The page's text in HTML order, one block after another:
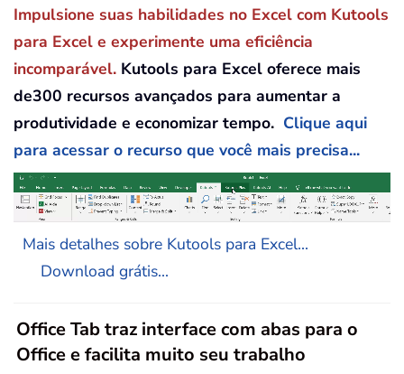
Impulsione suas habilidades no Excel com Kutools
para Excel e experimente uma eficiência
incomparável. Kutools para Excel oferece mais
de300 recursos avançados para aumentar a
produtividade e economizar tempo. Clique aqui
para acessar o recurso que você mais precisa...
Mais detalhes sobre Kutools para Excel...
Download grátis...
Office Tab traz interface com abas para o
Office e facilita muito seu trabalho